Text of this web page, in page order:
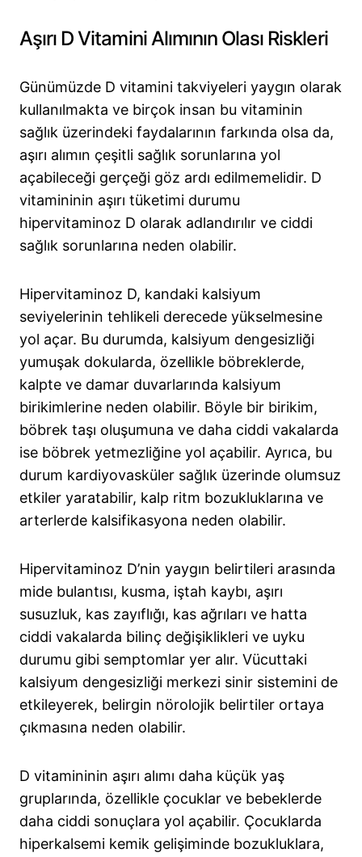
Aşırı D Vitamini Alımının Olası Riskleri
Günümüzde D vitamini takviyeleri yaygın olarak
kullanılmakta ve birçok insan bu vitaminin
sağlık üzerindeki faydalarının farkında olsa da,
aşırı alımın çeşitli sağlık sorunlarına yol
açabileceği gerçeği göz ardı edilmemelidir. D
vitamininin aşırı tüketimi durumu
hipervitaminoz D olarak adlandırılır ve ciddi
sağlık sorunlarına neden olabilir.
Hipervitaminoz D, kandaki kalsiyum
seviyelerinin tehlikeli derecede yükselmesine
yol açar. Bu durumda, kalsiyum dengesizliği
yumuşak dokularda, özellikle böbreklerde,
kalpte ve damar duvarlarında kalsiyum
birikimlerine neden olabilir. Böyle bir birikim,
böbrek taşı oluşumuna ve daha ciddi vakalarda
ise böbrek yetmezliğine yol açabilir. Ayrıca, bu
durum kardiyovasküler sağlık üzerinde olumsuz
etkiler yaratabilir, kalp ritm bozukluklarına ve
arterlerde kalsifikasyona neden olabilir.
Hipervitaminoz D’nin yaygın belirtileri arasında
mide bulantısı, kusma, iştah kaybı, aşırı
susuzluk, kas zayıflığı, kas ağrıları ve hatta
ciddi vakalarda bilinç değişiklikleri ve uyku
durumu gibi semptomlar yer alır. Vücuttaki
kalsiyum dengesizliği merkezi sinir sistemini de
etkileyerek, belirgin nörolojik belirtiler ortaya
çıkmasına neden olabilir.
D vitamininin aşırı alımı daha küçük yaş
gruplarında, özellikle çocuklar ve bebeklerde
daha ciddi sonuçlara yol açabilir. Çocuklarda
hiperkalsemi kemik gelişiminde bozukluklara,